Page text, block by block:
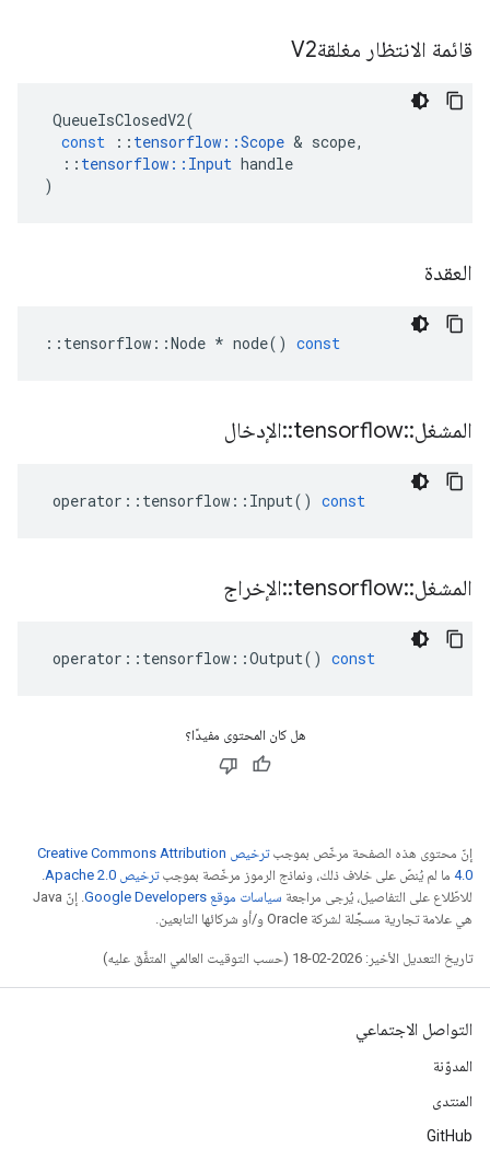
قائمة الانتظار مغلقةV2
QueueIsClosedV2(
const
:: tensorflow ::Scope & scope,
:: tensorflow :: Input handle
)
العقدة
:: tensorflow ::Node * node() const
المشغل::
tensorflow
::الإدخال
operator :: tensorflow :: Input() const
المشغل::
tensorflow
::الإخراج
operator :: tensorflow ::Output() const
هل كان المحتوى مفيدًا؟
إنّ محتوى هذه الصفحة مرخّص بموجب
ترخيص Creative Commons Attribution
4.0‏ ما لم يُنصّ على خلاف ذلك، ونماذج الرموز مرخّصة بموجبترخيص Apache 2.0‏
.
للاطّلاع على التفاصيل، يُرجى مراجعة سياسات موقع Google Developers‏
. إنّ Java
هي علامة تجارية مسجَّلة لشركة Oracle و/أو شركائها التابعين.
تاريخ التعديل الأخير: 2026-02-18 (حسب التوقيت العالمي المتفَّق عليه)
التواصل الاجتماعي
المدوّنة
المنتدى
GitHub